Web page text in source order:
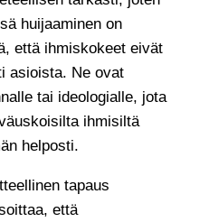
huijaaminen on
että ihmiskokeet eivät
asioista. Ne ovat
tai ideologialle, jota
ihmisiltä
helposti.
tapaus
että